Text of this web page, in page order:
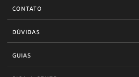
CONTATO
DÚVIDAS
GUIAS